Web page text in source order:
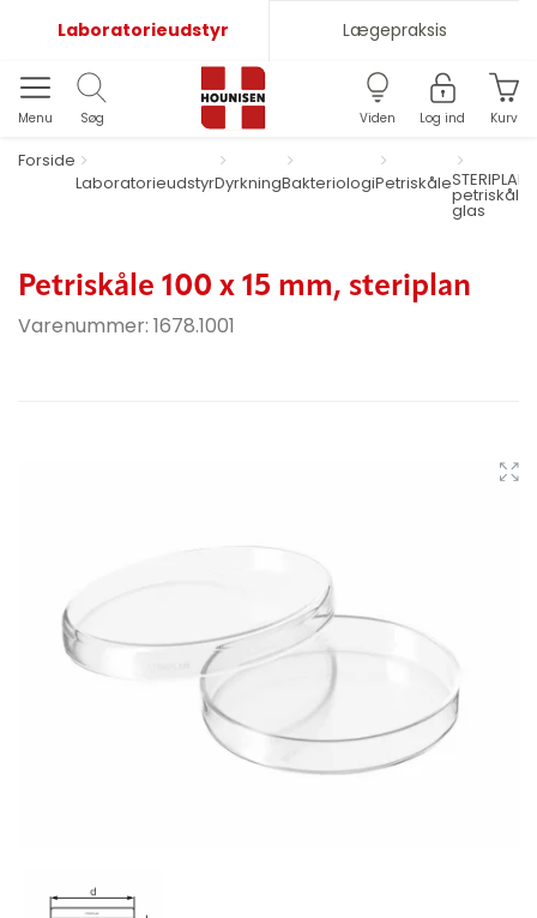
Laboratorieudstyr Lægepraksis
Menu Søg Viden Log ind Kurv
Forside
LaboratorieudstyrDyrkningBakteriologiPetriskåleSTERIPLAN®
petriskåle i
glas
Petriskåle 100 x 15 mm, steriplan
Varenummer: 1678.1001